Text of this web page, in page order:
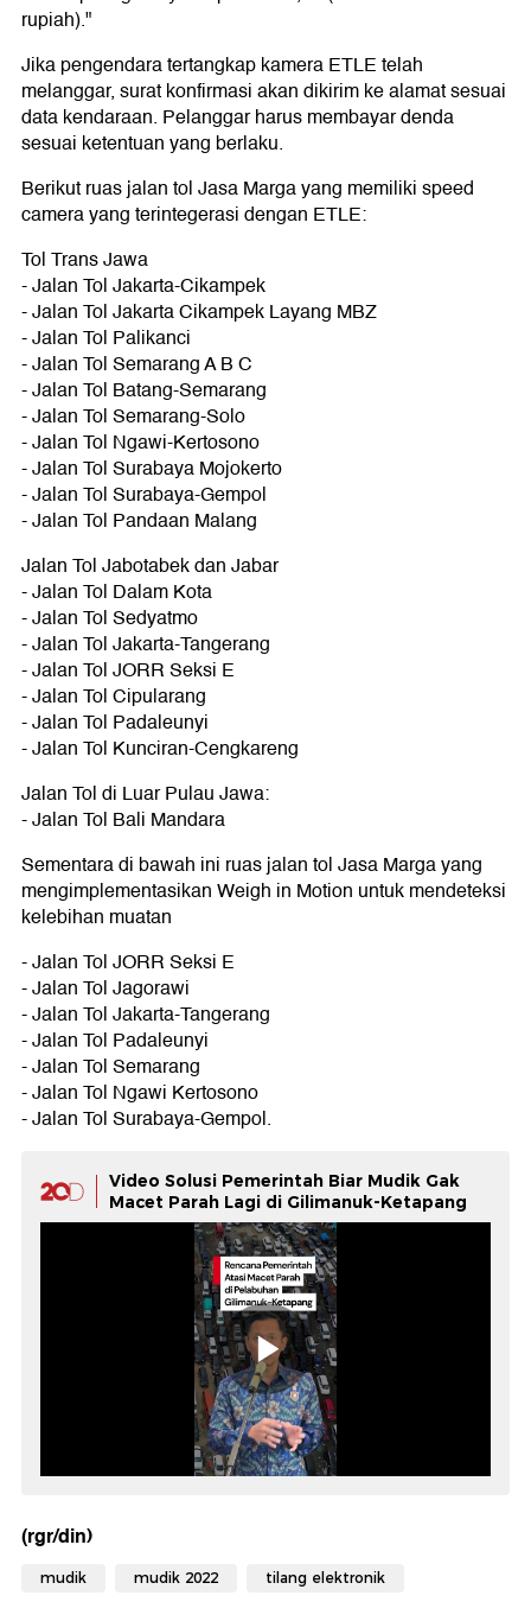
rupiah)."
Jika pengendara tertangkap kamera ETLE telah
melanggar, surat konfirmasi akan dikirim ke alamat sesuai
data kendaraan. Pelanggar harus membayar denda
sesuai ketentuan yang berlaku.
Berikut ruas jalan tol Jasa Marga yang memiliki speed
camera yang terintegerasi dengan ETLE:
Tol Trans Jawa
- Jalan Tol Jakarta-Cikampek
- Jalan Tol Jakarta Cikampek Layang MBZ
- Jalan Tol Palikanci
- Jalan Tol Semarang A B C
- Jalan Tol Batang-Semarang
- Jalan Tol Semarang-Solo
- Jalan Tol Ngawi-Kertosono
- Jalan Tol Surabaya Mojokerto
- Jalan Tol Surabaya-Gempol
- Jalan Tol Pandaan Malang
Jalan Tol Jabotabek dan Jabar
- Jalan Tol Dalam Kota
- Jalan Tol Sedyatmo
- Jalan Tol Jakarta-Tangerang
- Jalan Tol JORR Seksi E
- Jalan Tol Cipularang
- Jalan Tol Padaleunyi
- Jalan Tol Kunciran-Cengkareng
Jalan Tol di Luar Pulau Jawa:
- Jalan Tol Bali Mandara
Sementara di bawah ini ruas jalan tol Jasa Marga yang
mengimplementasikan Weigh in Motion untuk mendeteksi
kelebihan muatan
- Jalan Tol JORR Seksi E
- Jalan Tol Jagorawi
- Jalan Tol Jakarta-Tangerang
- Jalan Tol Padaleunyi
- Jalan Tol Semarang
- Jalan Tol Ngawi Kertosono
- Jalan Tol Surabaya-Gempol.
Video Solusi Pemerintah Biar Mudik Gak
Macet Parah Lagi di Gilimanuk-Ketapang
(rgr/din)
mudik mudik 2022 tilang elektronik